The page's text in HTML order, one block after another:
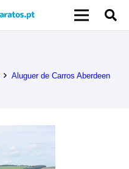
Aluguer de Carros Aberdeen